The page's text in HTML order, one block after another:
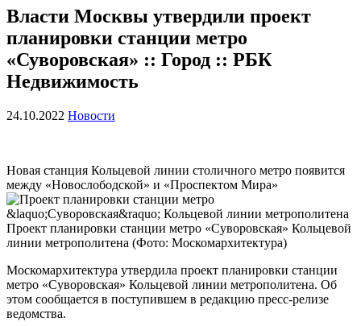
Власти Москвы утвердили проект
планировки станции метро
«Суворовская» :: Город :: РБК
Недвижимость
24.10.2022 Новости
Новая станция Кольцевой линии столичного метро появится
между «Новослободской» и «Проспектом Мира»
Проект планировки станции метро «Суворовская» Кольцевой
линии метрополитена (Фото: Москомархитектура)
Москомархитектура утвердила проект планировки станции
метро «Суворовская» Кольцевой линии метрополитена. Об
этом сообщается в поступившем в редакцию пресс-релизе
ведомства.